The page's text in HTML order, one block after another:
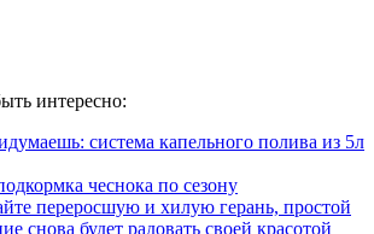
интересно:
система капельного полива из 5л
чеснока по сезону
переросшую и хилую герань, простой
снова будет радовать своей красотой